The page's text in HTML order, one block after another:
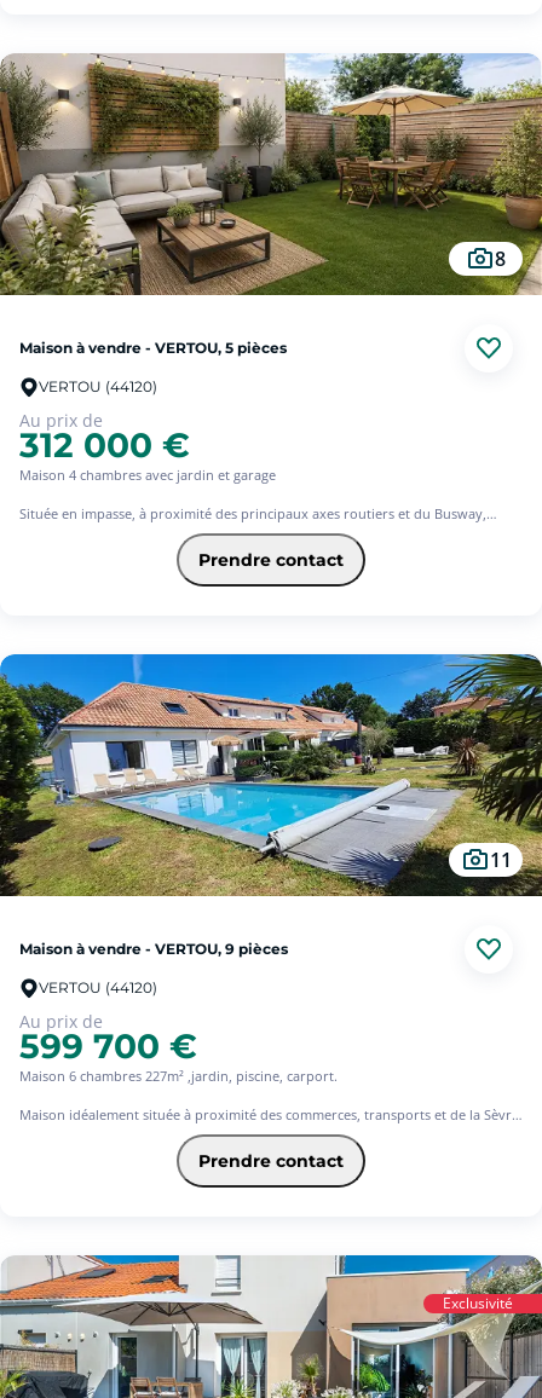
8
Maison à vendre - VERTOU, 5 pièces
VERTOU (44120)
Au prix de
312 000 €
Maison 4 chambres avec jardin et garage
Située en impasse, à proximité des principaux axes routiers et du Busway,
venez découvrir cette maison de 2011 offrant des prestations fonctionnelles et
un cadre de vie agréable.
Au rez-de-chaussée, vous trouverez une entrée avec placards, une belle pièce
À l'étage, l'espace nuit se compose de quatre chambres avec placards, dont une
suite avec salle d'eau privative, d'une salle de bains et d'un WC indépendant.
Un garage attenant complète ce bien, ainsi que deux places de stationnement
privatives devant la maison.
À l'extérieur, vous profiterez d'un jardin clos, intime et facile d'entretien, idéal
pour partager des moments conviviaux en famille ou entre amis.
Prendre contact
11
Maison à vendre - VERTOU, 9 pièces
VERTOU (44120)
Au prix de
599 700 €
Maison 6 chambres 227m² ,jardin, piscine, carport.
Maison idéalement située à proximité des commerces, transports et de la Sèvre.
Venez découvrir cette maison familiale comprenant une belle pièce de vie avec
cuisine aménagée et équipée, véranda, quatre chambres avec placards, une
salle de bains, un atelier ainsi qu'une buanderie complètent ce niveau.
A l'étage profitez de trois chambres spacieuses avec chacune un coin dressing,
A l'extérieur profitez de la piscine chauffée, un jardin arboré et une magnifique
terrasse pour partager de bons moments en famille ou entre amis.
Le plus un carport double pour stationner les véhicules ainsi qu'un local pour
stocker vélo ou autre matériel
Bien idéal pour votre famille !
Prendre contact
Exclusivité